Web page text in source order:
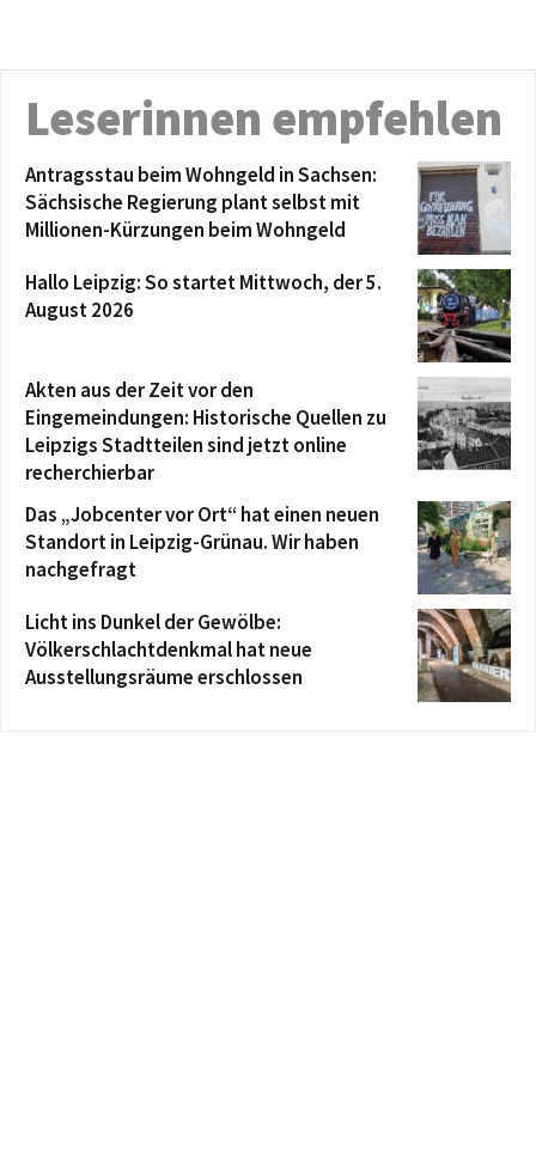
Leserinnen empfehlen
Antragsstau beim Wohngeld in Sachsen:
Sächsische Regierung plant selbst mit
Millionen-Kürzungen beim Wohngeld
Hallo Leipzig: So startet Mittwoch, der 5.
August 2026
Akten aus der Zeit vor den
Eingemeindungen: Historische Quellen zu
Leipzigs Stadtteilen sind jetzt online
recherchierbar
Das „Jobcenter vor Ort“ hat einen neuen
Standort in Leipzig-Grünau. Wir haben
nachgefragt
Licht ins Dunkel der Gewölbe:
Völkerschlachtdenkmal hat neue
Ausstellungsräume erschlossen